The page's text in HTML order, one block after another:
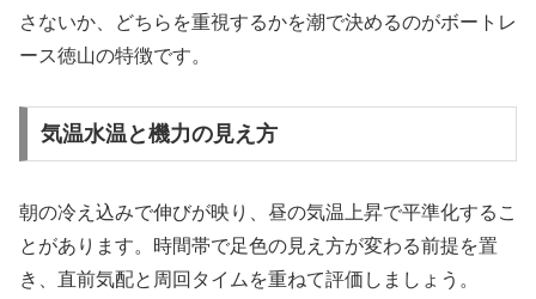
さないか、どちらを重視するかを潮で決めるのがボートレ
ース徳山の特徴です。
気温水温と機力の見え方
朝の冷え込みで伸びが映り、昼の気温上昇で平準化するこ
とがあります。時間帯で足色の見え方が変わる前提を置
き、直前気配と周回タイムを重ねて評価しましょう。